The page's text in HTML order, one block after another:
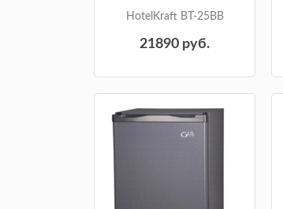
HotelKraft BT-25BB
21890 руб.